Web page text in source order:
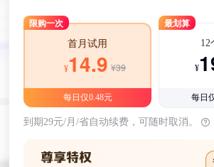
限购一次
首月试用
¥14.9 ¥39
每日仅0.48元
最划算
12
¥
每日
到期29元/月/省自动续费，可随时取消。